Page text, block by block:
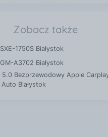
Zobacz także
1750S Białystok
A3702 Białystok
5.0 Bezprzewodowy Apple
Białystok